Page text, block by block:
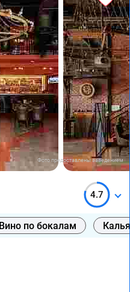
Фото предоставлены заведением
4.7
Вино по бокалам